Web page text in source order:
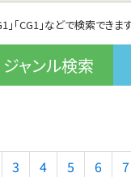
「CG1」などで検索できます
ジャンル検索
3 4 5 6 7